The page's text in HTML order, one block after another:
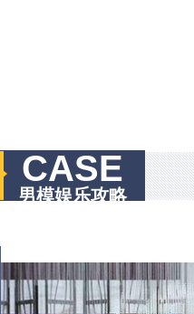
CASE
男模娱乐攻略